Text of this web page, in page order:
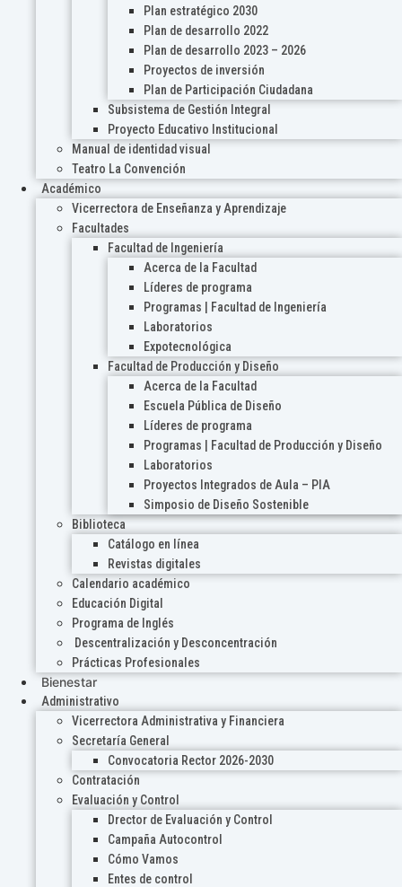
Plan estratégico 2030
Plan de desarrollo 2022
Plan de desarrollo 2023 – 2026
Proyectos de inversión
Plan de Participación Ciudadana
Subsistema de Gestión Integral
Proyecto Educativo Institucional
Manual de identidad visual
Teatro La Convención
Académico
Vicerrectora de Enseñanza y Aprendizaje
Facultades
Facultad de Ingeniería
Acerca de la Facultad
Líderes de programa
Programas | Facultad de Ingeniería
Laboratorios
Expotecnológica
Facultad de Producción y Diseño
Acerca de la Facultad
Escuela Pública de Diseño
Líderes de programa
Programas | Facultad de Producción y Diseño
Laboratorios
Proyectos Integrados de Aula – PIA
Simposio de Diseño Sostenible
Biblioteca
Catálogo en línea
Revistas digitales
Calendario académico
Educación Digital
Programa de Inglés
Descentralización y Desconcentración
Prácticas Profesionales
Bienestar
Administrativo
Vicerrectora Administrativa y Financiera
Secretaría General
Convocatoria Rector 2026-2030
Contratación
Evaluación y Control
Drector de Evaluación y Control
Campaña Autocontrol
Cómo Vamos
Entes de control